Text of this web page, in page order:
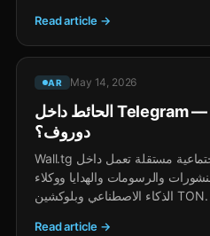
Read article →
AR May 14, 2026
الحائط داخل Telegram — هل هذا ما أعاده
دوروف؟
Wall.tg منصة اجتماعية مستقلة تعمل داخل Telegram، تمنح كل
والرسومات والهدايا ووكلاء
الذكاء الاصطناعي وبلوكشين TON. ليست ميزة رسمية من
Read article →